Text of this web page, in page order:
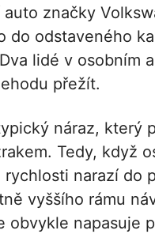
auto značky
do odstaveného
lidé v osobním
přežít.
náraz, který
Tedy, když
rychlosti narazí do
vyššího rámu
obvykle napasuje